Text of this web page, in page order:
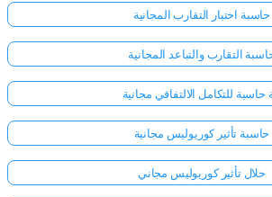
حاسبة اختبار التقارب المجانية
التقارب والتباعد المجانية
حاسبة للتكامل الالتفافي مجانية
حاسبة تأثير كوريوليس مجانية
حلال تأثير كوريوليس مجاني